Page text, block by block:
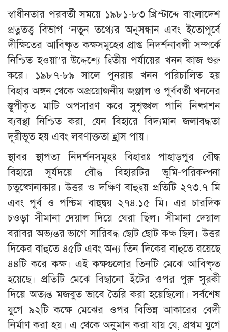
স্বাধীনতার পরবর্তী সময়ে ১৯৮১-৮৩ খ্রিস্টাব্দে বাংলাদেশ
প্রত্নতত্ত্ব বিভাগ ‘নতুন তথ্যের অনুসন্ধান এবং ইতোপূর্বে
দীক্ষিতের আবিষ্কৃত কক্ষসমূহের প্রাপ্ত নিদর্শনাবলী সম্পর্কে
নিশ্চিত হওয়া’র উদ্দেশ্যে দ্বিতীয় পর্যায়ের খনন কাজ শুরু
করে। ১৯৮৭-৮৯ সালে পুনরায় খনন পরিচালিত হয়
বিহার অঙ্গন থেকে অপ্রয়োজনীয় জঞ্জাল ও পূর্ববর্তী খননের
স্তূপীকৃত মাটি অপসারণ করে সুশৃঙ্খল পানি নিষ্কাশন
ব্যবস্থা নিশ্চিত করা, যেন বিহারে বিদ্যমান জলাবদ্ধতা
দূরীভূত হয় এবং লবণাক্ততা হ্রাস পায়।
স্থাবর স্থাপত্য নিদর্শনসমূহঃ বিহারঃ পাহাড়পুর বৌদ্ধ
বিহারে সূর্যদয়ে বৌদ্ধ বিহারটির ভূমি-পরিকল্পনা
চতুষ্কোনাকার। উত্তর ও দক্ষিণ বাহুদ্বয় প্রতিটি ২৭৩.৭ মি
এবং পূর্ব ও পশ্চিম বাহুদ্বয় ২৭৪.১৫ মি। এর চারদিক
চওড়া সীমানা দেয়াল দিয়ে ঘেরা ছিল। সীমানা দেয়াল
বরাবর অভ্যন্তর ভাগে সারিবদ্ধ ছোট ছোট কক্ষ ছিল। উত্তর
দিকের বাহুতে ৪৫টি এবং অন্য তিন দিকের বাহুতে রয়েছে
৪৪টি করে কক্ষ। এই কক্ষগুলোর তিনটি মেঝে আবিষ্কৃত
হয়েছে। প্রতিটি মেঝে বিছানো ইঁটের ওপর পুরু সুরকী
দিয়ে অত্যন্ত মজবুত ভাবে তৈরি করা হয়েছিলো। সর্বশেষ
যুগে ৯২টি কক্ষে মেঝের ওপর বিভিন্ন আকারের বেদী
নির্মাণ করা হয়। এ থেকে অনুমান করা যায় যে, প্রথম যুগে